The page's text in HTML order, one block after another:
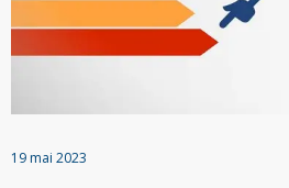
19 mai 2023